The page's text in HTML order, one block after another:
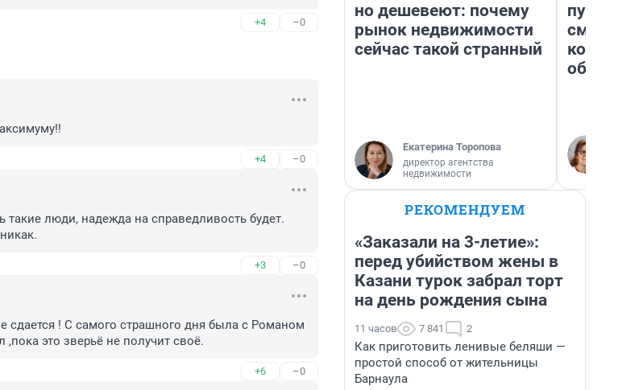
+4 –0
+4 –0
такие люди, надежда на справедливость будет.
+3 –0
сдается ! С самого страшного дня была с Романом
это зверьё не получит своё.
+6 –0
но дешевеют: почему
рынок недвижимости
сейчас такой странный
Екатерина Торопова
директор агентства
недвижимости
РЕКОМЕНДУЕМ
«Заказали на 3-летие»:
перед убийством жены в
Казани турок забрал торт
на день рождения сына
11 часов 7 841 2
Как приготовить ленивые беляши —
простой способ от жительницы
Барнаула